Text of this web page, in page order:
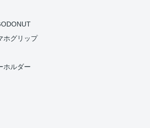
ホグリップ
ホルダー